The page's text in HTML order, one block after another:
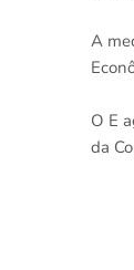
A
O E
da